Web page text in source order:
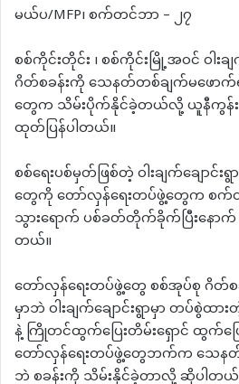
မယ်ပ/MFP၊ စက်တင်ဘာ – ၂၇
စစ်ကိုင်းတိုင်း ၊ စစ်ကိုင်းမြို့အဝင် ဝါး
ဂိတ်စခန်းကို သေနတ်တစ်ချက်မဖော
တွေက သိမ်းပိုက်နိုင်ခဲ့တယ်လို့ ယူနီကွန်း
ထုတ်ပြန်ပါတယ်။
စစ်ရေးပစ်မှတ်ဖြစ်တဲ့ ဝါးချက်ချောင်
တွေကို တော်လှန်ရေးတပ်ဖွဲ့တွေက စ
သွားရောက် ပစ်ခတ်တိုက်ခိုက်ပြီးနောက်
တယ်။
တော်လှန်ရေးတပ်ဖွဲ့တွေ စစ်အုပ်စု ဂိတ်
မှာဘဲ ဝါးချက်ချောင်းရွာမှာ တပ်စွဲ
နဲ့ ကြိုတင်ထွက်ပြေးတိမ်းရှောင် ထွက်ပြ
တော်လှန်ရေးတပ်ဖွဲ့တွေဘက်က သေနတ်
ဘဲ စခန်းကို သိမ်းနိုင်ခဲ့တာလို့ ဆိုပါတ